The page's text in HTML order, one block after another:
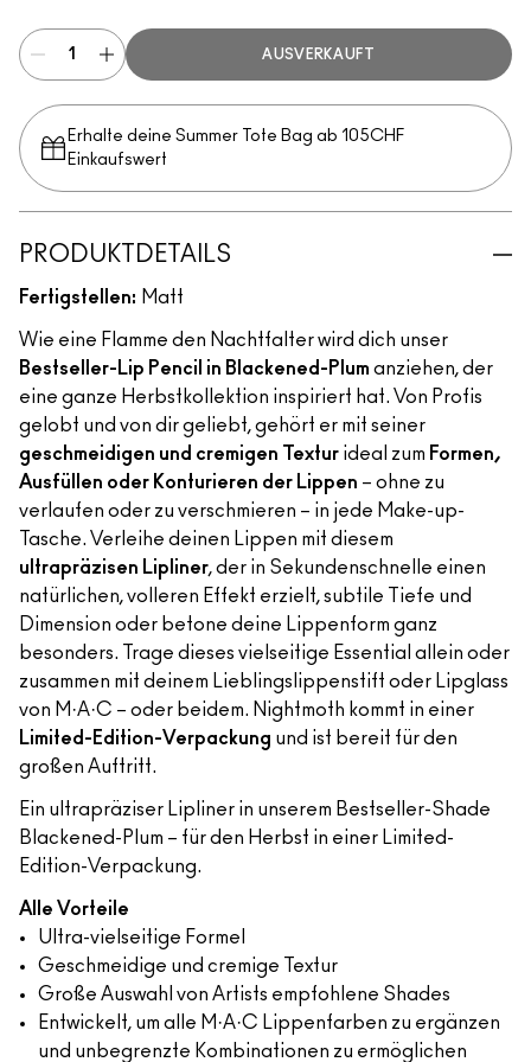
AUSVERKAUFT
Erhalte deine Summer Tote Bag ab 105CHF
Einkaufswert​
PRODUKTDETAILS
Fertigstellen: Matt
Wie eine Flamme den Nachtfalter wird dich unser
Bestseller-Lip Pencil in Blackened-Plum anziehen, der
eine ganze Herbstkollektion inspiriert hat. Von Profis
gelobt und von dir geliebt, gehört er mit seiner
geschmeidigen und cremigen Textur ideal zum Formen,
Ausfüllen oder Konturieren der Lippen – ohne zu
verlaufen oder zu verschmieren – in jede Make-up-
Tasche. Verleihe deinen Lippen mit diesem
ultrapräzisen Lipliner, der in Sekundenschnelle einen
natürlichen, volleren Effekt erzielt, subtile Tiefe und
Dimension oder betone deine Lippenform ganz
besonders. Trage dieses vielseitige Essential allein oder
zusammen mit deinem Lieblingslippenstift oder Lipglass
von M·A·C – oder beidem. Nightmoth kommt in einer
Limited-Edition-Verpackung und ist bereit für den
großen Auftritt.
Ein ultrapräziser Lipliner in unserem Bestseller-Shade
Blackened-Plum – für den Herbst in einer Limited-
Edition-Verpackung.
Alle Vorteile
Ultra-vielseitige Formel
Geschmeidige und cremige Textur
Große Auswahl von Artists empfohlene Shades
Entwickelt, um alle M·A·C Lippenfarben zu ergänzen
und unbegrenzte Kombinationen zu ermöglichen